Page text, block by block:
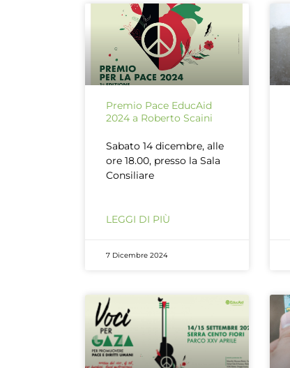
Premio Pace EducAid
2024 a Roberto Scaini
Sabato 14 dicembre, alle
ore 18.00, presso la Sala
Consiliare
LEGGI DI PIÙ
7 Dicembre 2024